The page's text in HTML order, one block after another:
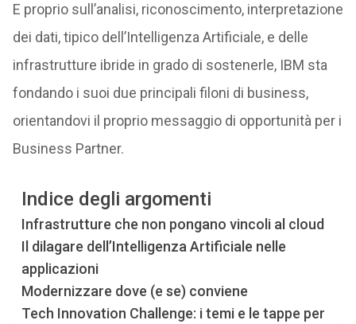
E proprio sull’analisi, riconoscimento, interpretazione
dei dati, tipico dell’Intelligenza Artificiale, e delle
infrastrutture ibride in grado di sostenerle, IBM sta
fondando i suoi due principali filoni di business,
orientandovi il proprio messaggio di opportunità per i
Business Partner.
Indice degli argomenti
Infrastrutture che non pongano vincoli al cloud
Il dilagare dell’Intelligenza Artificiale nelle
applicazioni
Modernizzare dove (e se) conviene
Tech Innovation Challenge: i temi e le tappe per